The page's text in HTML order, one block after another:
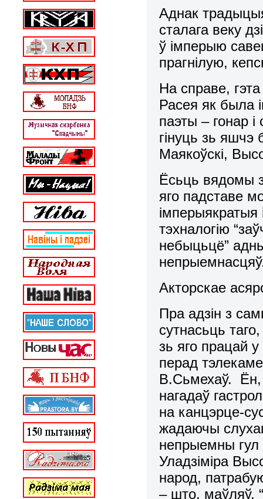
Аднак
сталага веку
ў імперыю
прагнілую,
На справе,
Расея як была
паэты – гонар
гінуць зь
Маякоўскі,
Ёсьць вядомы
яго падставе
імперыякратыя
тэхналогію
небыцьцё”
Акторскае
Пра адзін з
сутнасьць
зь яго працай
перад
В.Сьмехаў. Ён,
нагадаў
на канцэрце-
жадаючы
непрыемны гул
Уладзіміра
народ,
– што, маўляў,